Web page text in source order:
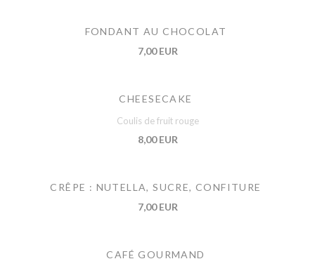
FONDANT AU CHOCOLAT
7,00 EUR
CHEESECAKE
Coulis de fruit rouge
8,00 EUR
CRÊPE : NUTELLA, SUCRE, CONFITURE
7,00 EUR
CAFÉ GOURMAND